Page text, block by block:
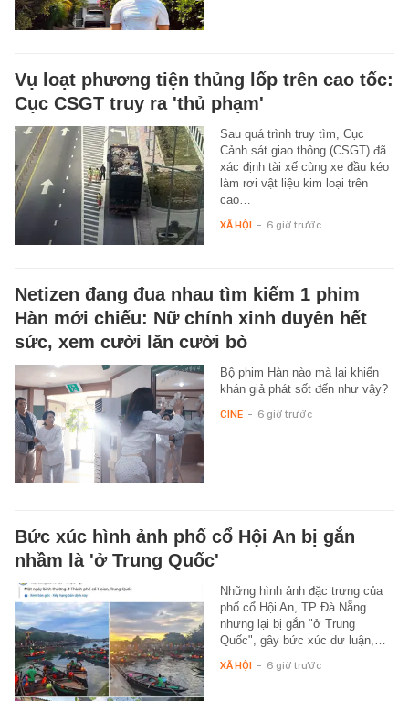
Vụ loạt phương tiện thủng lốp trên cao tốc:
Cục CSGT truy ra 'thủ phạm'
Sau quá trình truy tìm, Cục
Cảnh sát giao thông (CSGT) đã
xác định tài xế cùng xe đầu kéo
làm rơi vật liệu kim loại trên
cao…
XÃ HỘI - 6 giờ trước
Netizen đang đua nhau tìm kiếm 1 phim
Hàn mới chiếu: Nữ chính xinh duyên hết
sức, xem cười lăn cười bò
Bộ phim Hàn nào mà lại khiến
khán giả phát sốt đến như vậy?
CINE - 6 giờ trước
Bức xúc hình ảnh phố cổ Hội An bị gắn
nhầm là 'ở Trung Quốc'
Những hình ảnh đặc trưng của
phố cổ Hội An, TP Đà Nẵng
nhưng lại bị gắn "ở Trung
Quốc", gây bức xúc dư luận,…
XÃ HỘI - 6 giờ trước